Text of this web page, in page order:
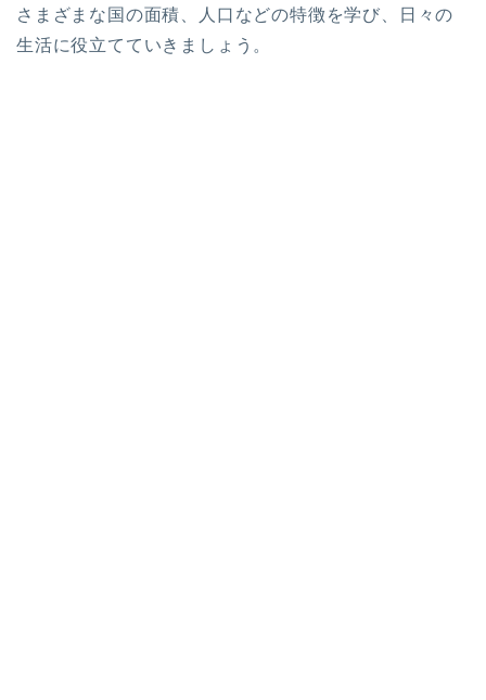
さまざまな国の面積、人口などの特徴を学び、日々の
生活に役立てていきましょう。